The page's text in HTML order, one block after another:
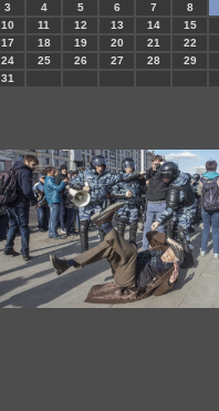
3
4 5 6 7 8
10
11 12 13 14 15
17
18 19 20 21 22
24
25 26 27 28 29
31